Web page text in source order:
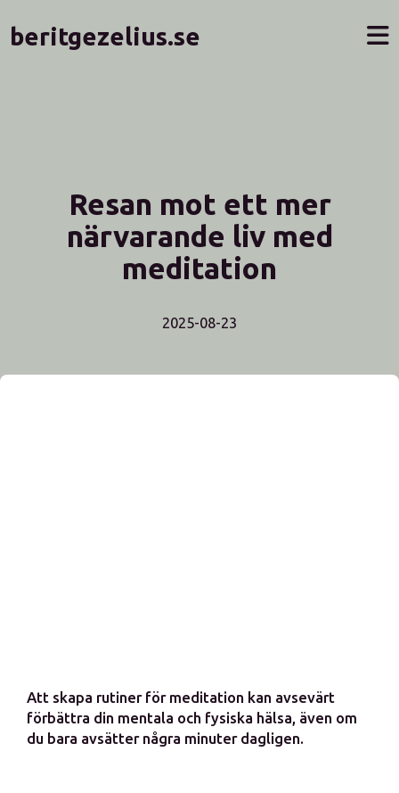
beritgezelius.se
Resan mot ett mer
närvarande liv med
meditation
2025-08-23
Att skapa rutiner för meditation kan avsevärt
förbättra din mentala och fysiska hälsa, även om
du bara avsätter några minuter dagligen.